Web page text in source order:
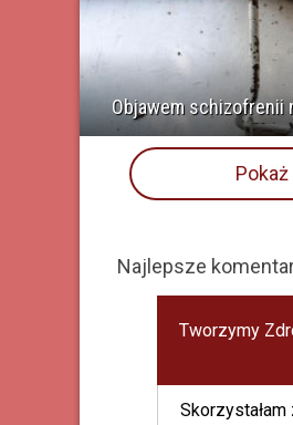
Objawem schizofrenii
Najlepsze
Tworzymy